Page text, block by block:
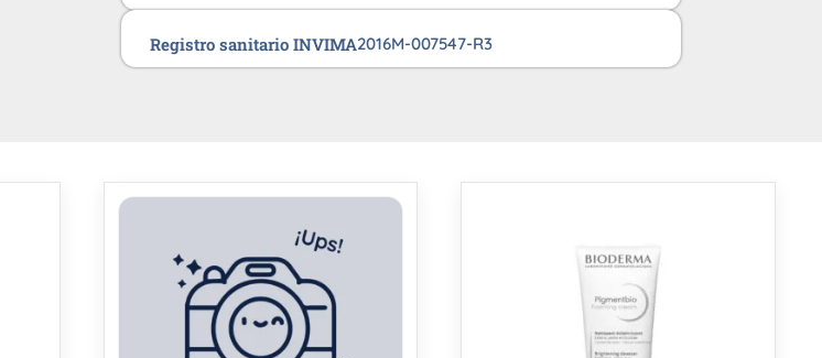
Registro sanitario INVIMA2016M-007547-R3